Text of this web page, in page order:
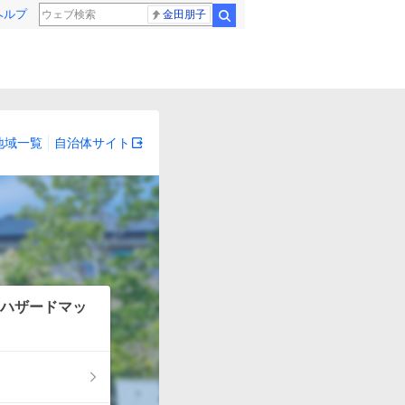
ルプ 金田朋子
域一覧 自治体サイト
ザードマッ